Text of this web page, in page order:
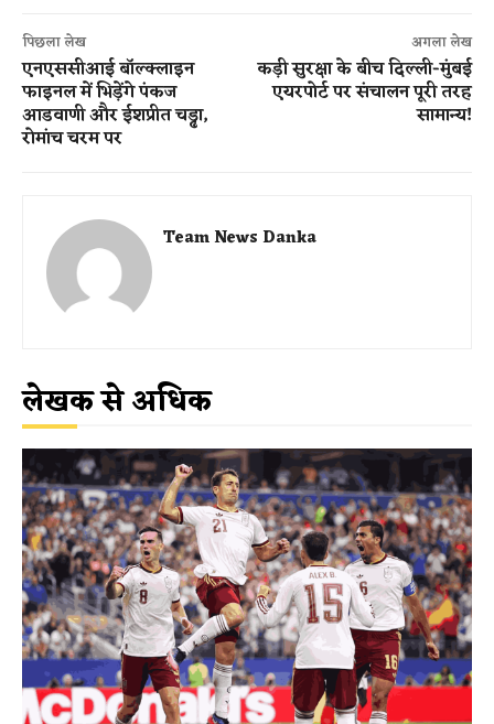
पिछला लेख
एनएससीआई बॉल्क्लाइन
फाइनल में भिड़ेंगे पंकज
आडवाणी और ईशप्रीत चड्ढा,
रोमांच चरम पर
अगला लेख
कड़ी सुरक्षा के बीच दिल्ली-मुंबई
एयरपोर्ट पर संचालन पूरी तरह
सामान्य!
Team News Danka
लेखक से अधिक